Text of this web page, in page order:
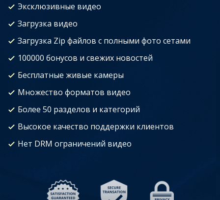
Эксклюзивные видео
Загрузка видео
Загрузка Zip файлов с полными фото сетами
100000 бонусов и свежих новостей
Бесплатные живые камеры
Множество форматов видео
Более 50 разделов и категорий
Высокое качество поддержки клиентов
Нет DRM ограничений видео